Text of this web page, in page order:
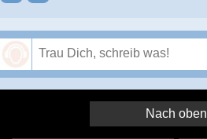
Nach oben